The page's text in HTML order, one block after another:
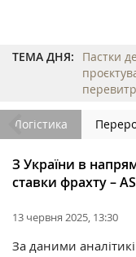
ТЕМА ДНЯ:
Пастки
Логістика
З України в
ставки фрахту –
13 червня 2025, 13:30
За даними